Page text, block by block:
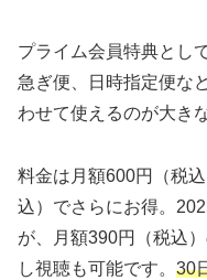
プライム会員特典とし
急ぎ便、日時指定便な
わせて使えるのが大き
料金は月額600円（税
込）でさらにお得。
が、月額390円（税込
し視聴も可能です。 30